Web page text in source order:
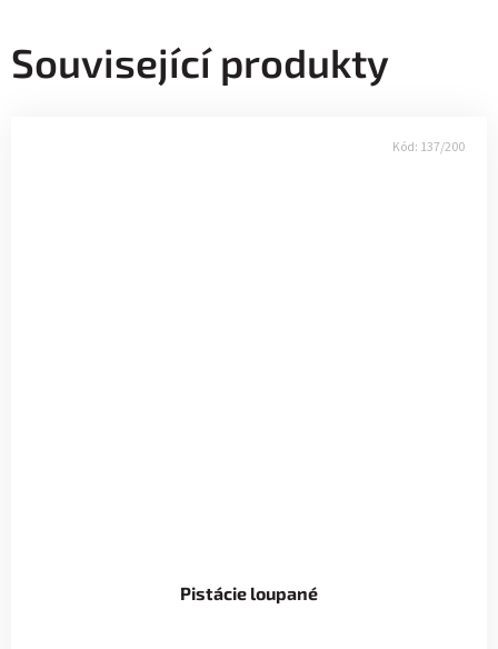
Související produkty
Pistácie loupané
Kód: 137/200